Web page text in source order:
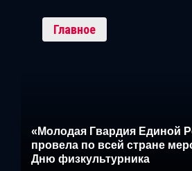
Главное
«Молодая Гвардия Единой
провела по всей стране
Дню физкультурника